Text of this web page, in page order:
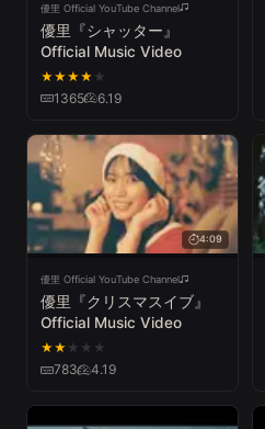
優里 Official YouTube Channel
優里『シャッター』
Official Music Video
★★★★ ★
1365 6.19
4:09
優里 Official YouTube Channel
優里『クリスマスイブ』
Official Music Video
★★ ★ ★ ★
783 4.19